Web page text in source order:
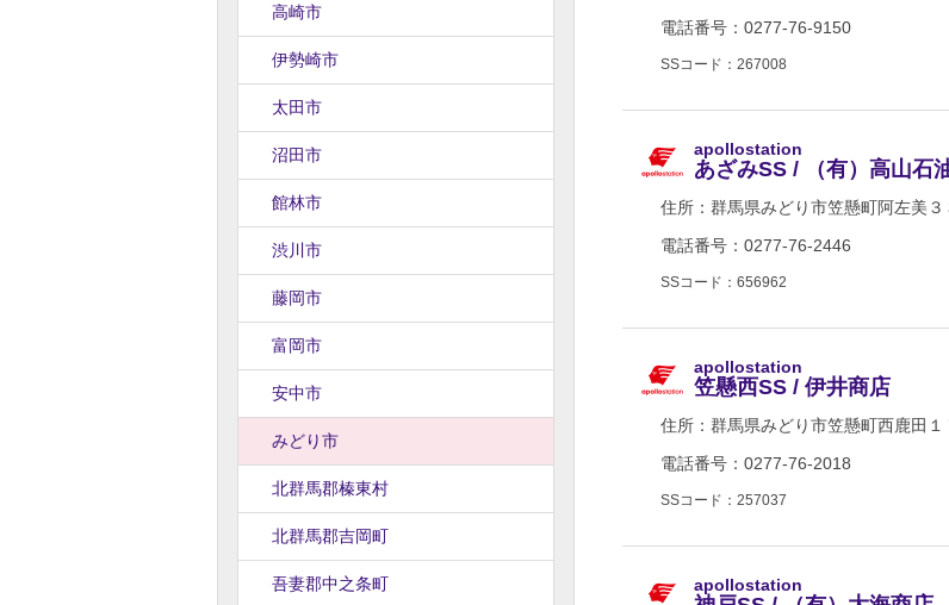
高崎市
伊勢崎市
太田市
沼田市
館林市
渋川市
藤岡市
富岡市
安中市
みどり市
北群馬郡榛東村
北群馬郡吉岡町
吾妻郡中之条町
電話番号：0277-76-9150
SSコード：267008
apollostation
あざみSS / （有）高山石
住所： 群馬県みどり市笠懸町阿左美３
電話番号：0277-76-2446
SSコード：656962
apollostation
笠懸西SS / 伊井商店
住所： 群馬県みどり市笠懸町西鹿田１
電話番号：0277-76-2018
SSコード：257037
apollostation